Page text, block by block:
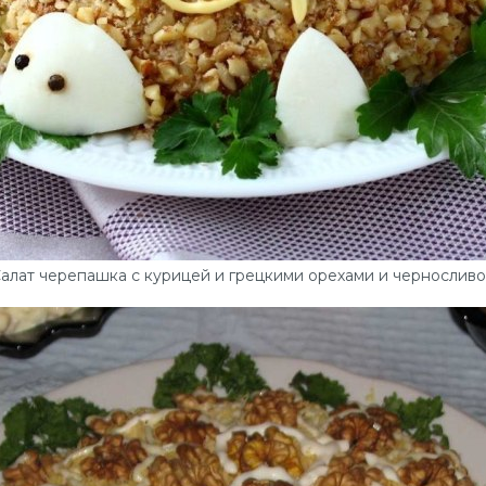
черепашка с курицей и грецкими орехами и